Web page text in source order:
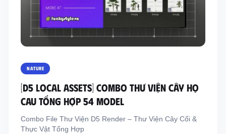
F.BLOG
Địa chỉ:
Email:funkystylemanage@gmail.com
NATURE
[D5 LOCAL ASSETS] COMBO THƯ VIỆN CÂY HỌ
CAU TỔNG HỢP 54 MODEL
Combo File Thư Viện D5 Render – Thư Viện Cây Cối &
Thực Vật Tổng Hợp